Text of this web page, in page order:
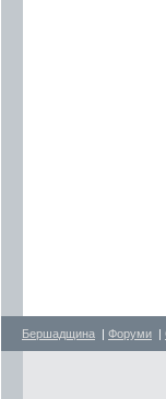
Бершадщина | Форуми |